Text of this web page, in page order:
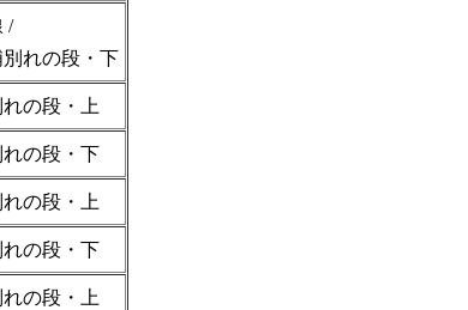
/
れの段・下
の段・上
の段・下
の段・上
の段・下
の段・上